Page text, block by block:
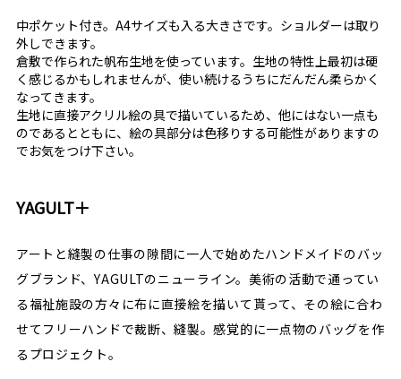
中ポケット付き。A4サイズも入る大きさです。ショルダーは取り
外しできます。
倉敷で作られた帆布生地を使っています。生地の特性上最初は硬
く感じるかもしれませんが、使い続けるうちにだんだん柔らかく
なってきます。
生地に直接アクリル絵の具で描いているため、他にはない一点も
のであるとともに、絵の具部分は色移りする可能性がありますの
でお気をつけ下さい。
YAGULT＋
アートと縫製の仕事の隙間に一人で始めたハンドメイドのバッ
グブランド、YAGULTのニューライン。美術の活動で通ってい
る福祉施設の方々に布に直接絵を描いて貰って、その絵に合わ
せてフリーハンドで裁断、縫製。感覚的に一点物のバッグを作
るプロジェクト。